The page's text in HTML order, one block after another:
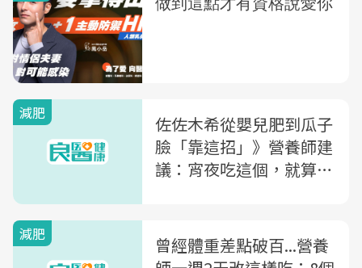
減肥
佐佐木希從嬰兒肥到瓜子
臉「靠這招」》營養師建
議：宵夜吃這個，就算吃
減肥
曾經體重差點破百...營養